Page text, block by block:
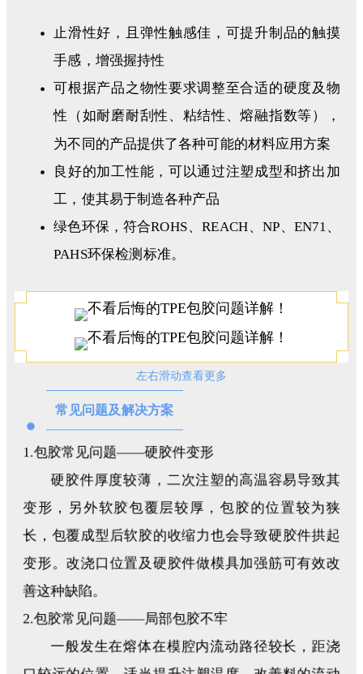
止滑性好，且弹性触感佳，可提升制品的触摸
手感，增强握持性
可根据产品之物性要求调整至合适的硬度及物
性（如耐磨耐刮性、粘结性、熔融指数等），
为不同的产品提供了各种可能的材料应用方案
良好的加工性能，可以通过注塑成型和挤出加
工，使其易于制造各种产品
绿色环保，符合ROHS、REACH、NP、EN71、
PAHS环保检测标准。
左右滑动查看更多
常见问题及解决方案
1.包胶常见问题——硬胶件变形
硬胶件厚度较薄，二次注塑的高温容易导致其
变形，另外软胶包覆层较厚，包胶的位置较为狭
长，包覆成型后软胶的收缩力也会导致硬胶件拱起
变形。改浇口位置及硬胶件做模具加强筋可有效改
善这种缺陷。
2.包胶常见问题——局部包胶不牢
一般发生在熔体在模腔内流动路径较长，距浇